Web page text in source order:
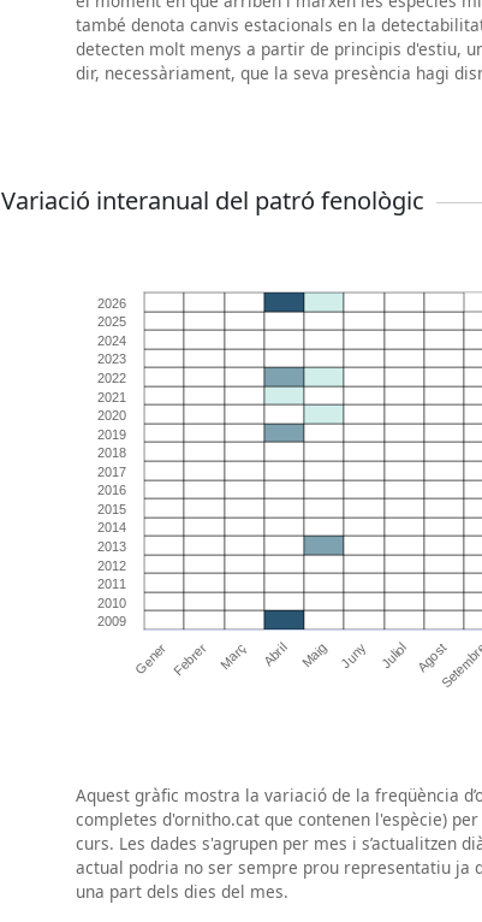
també denota canvis estacionals en la
detecten molt menys a partir de principis d'estiu,
dir, necessàriament, que la seva presència hagi
Variació interanual del patró fenològic
Aquest gràfic mostra la variació de la freqüència
completes d'ornitho.cat que contenen l'espècie)
curs. Les dades s'agrupen per mes i s’actualitzen
actual podria no ser sempre prou representatiu ja
una part dels dies del mes.